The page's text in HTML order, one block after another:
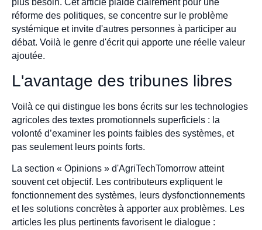
plus besoin. Cet article plaide clairement pour une
réforme des politiques, se concentre sur le problème
systémique et invite d'autres personnes à participer au
débat. Voilà le genre d'écrit qui apporte une réelle valeur
ajoutée.
L'avantage des tribunes libres
Voilà ce qui distingue les bons écrits sur les technologies
agricoles des textes promotionnels superficiels : la
volonté d’examiner les points faibles des systèmes, et
pas seulement leurs points forts.
La section « Opinions » d'AgriTechTomorrow atteint
souvent cet objectif. Les contributeurs expliquent le
fonctionnement des systèmes, leurs dysfonctionnements
et les solutions concrètes à apporter aux problèmes. Les
articles les plus pertinents favorisent le dialogue :